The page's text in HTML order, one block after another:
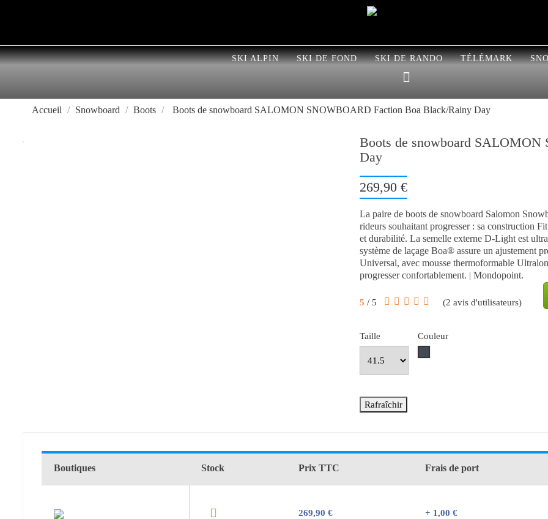
SKI ALPIN SKI DE FOND SKI DE RANDO TÉLÉMARK
Accueil Snowboard Boots Boots de snowboard SALOMON SNOWBOARD Faction Boa Black/Rainy Day
Boots de snowboard
Day
269,90 €
La paire de boots de snowboard Salomon
rideurs souhaitant progresser : sa construction
et durabilité. La semelle externe D-Light est
système de laçage Boa® assure un ajustement
Universal, avec mousse thermoformable
progresser confortablement. | Mondopoint.
5 / 5 (2 avis d'utilisateurs)
Taille
Couleur
Boutiques Stock Prix TTC Frais de port
269,90 € + 1,00 €